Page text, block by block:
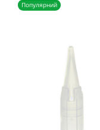
Популярний